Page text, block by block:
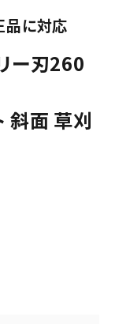
品に対応
ー刃260
斜面 草刈